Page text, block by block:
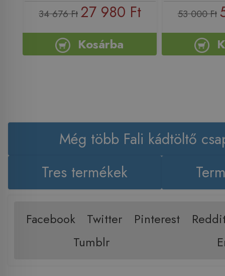
34 676 Ft 27 980 Ft
Kosárba
53 000 Ft
Még több Fali kádtöltő
Tres termékek
Facebook Twitter Pinterest
Tumblr